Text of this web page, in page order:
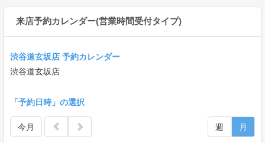
来店予約カレンダー(営業時間受付タイプ)
渋谷道玄坂店 予約カレンダー
渋谷道玄坂店
「予約日時」の選択
今月 週 月